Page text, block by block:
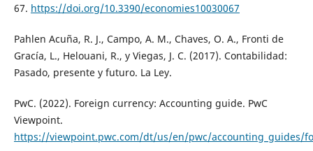
67. https://doi.org/10.3390/economies10030067
Pahlen Acuña, R. J., Campo, A. M., Chaves, O. A., Fronti de
Gracía, L., Helouani, R., y Viegas, J. C. (2017). Contabilidad:
Pasado, presente y futuro. La Ley.
PwC. (2022). Foreign currency: Accounting guide. PwC
Viewpoint.
https://viewpoint.pwc.com/dt/us/en/pwc/accounting_guides/